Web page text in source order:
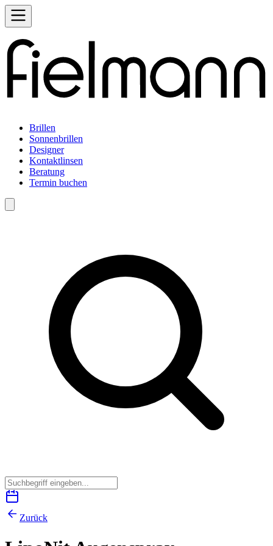
Brillen
Sonnenbrillen
Designer
Kontaktlinsen
Beratung
Termin buchen
Zurück